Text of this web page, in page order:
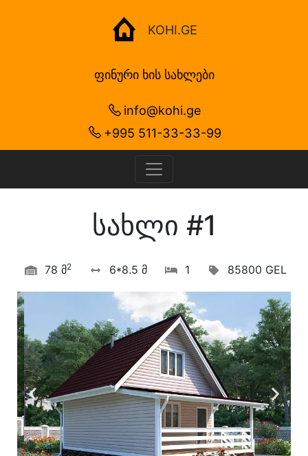
KOHI.GE
ფინური ხის სახლები
info@kohi.ge
+995 511-33-33-99
სახლი #1
78 მ2 6*8.5 მ 1 85800 GEL